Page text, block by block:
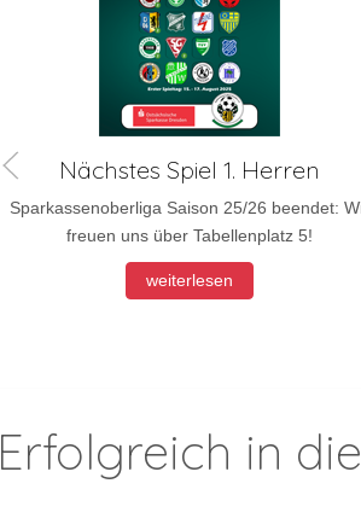
Nächstes Spiel 1. Herren
Sparkassenoberliga Saison 25/26 beendet:
freuen uns über Tabellenplatz 5!
weiterlesen
Erfolgreich in